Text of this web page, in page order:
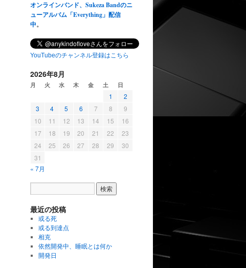
オンラインバンド、Sukeza Bandのニ
ューアルバム「Everything」配信
中。
YouTubeのチャンネル登録はこちら
2026年8月
月 火 水 木 金 土 日
1
2
3
4 5 6 7 8
9
10
11 12 13 14 15
16
17
18 19 20 21 22
23
24
25 26 27 28 29
30
31
« 7月
最近の投稿
或る死
或る到達点
相克
依然開発中、睡眠とは何か
開発日